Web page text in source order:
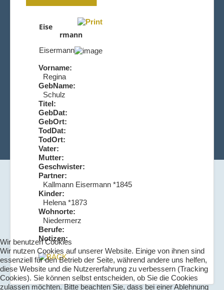
Eise
rmann
Eisermann
Vorname:
Regina
GebName:
Schulz
Titel:
GebDat:
GebOrt:
TodDat:
TodOrt:
Vater:
Mutter:
Geschwister:
Partner:
Kallmann Eisermann *1845
Kinder:
Helena *1873
Wohnorte:
Niedermerz
Berufe:
Notizen:
Wir benutzen Cookies
Wir nutzen Cookies auf unserer Website. Einige von ihnen sind
essenziell für den Betrieb der Seite, während andere uns helfen,
diese Website und die Nutzererfahrung zu verbessern (Tracking
Cookies). Sie können selbst entscheiden, ob Sie die Cookies
zulassen möchten. Bitte beachten Sie, dass bei einer Ablehnung